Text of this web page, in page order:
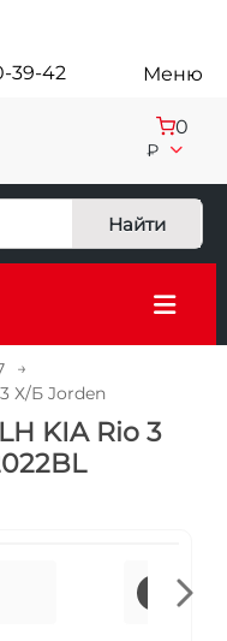
39-42 Меню
0
₽
Найти
Х/Б Jorden
KIA Rio 3